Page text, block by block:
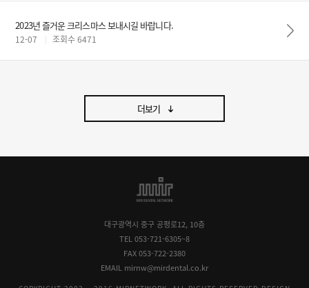
2023년 즐거운 크리스마스 보내시길 바랍니다.
12-07 조회수 6471
더보기
대구광역시 중구 공평로12, 10층
TEL 053-721-6305~8
FAX 053-722-2380
EMAIL mirnw@mirdental.co.kr